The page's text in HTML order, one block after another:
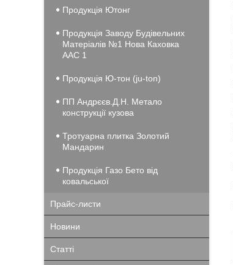
Продукція Ютонг
Продукція Заводу Будівельних
Матеріалів №1 Нова Каховка
ААС 1
Продукція Ю-тон (ju-ton)
ПП Андрєєв.Д.Н. Метало
конструкції кузова
Тротуарна плитка Золотий
Мандарин
Продукція Газо Бето від
ковальської
Прайс-листи
Новини
Статті